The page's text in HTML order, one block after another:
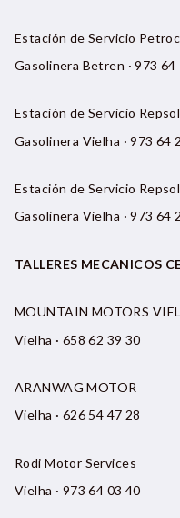
Estación de Servicio
Gasolinera Betren · 973
Estación de Servicio Repsol
Gasolinera Vielha · 973 64
Estación de Servicio Repsol
Gasolinera Vielha · 973 64
TALLERES MECANICOS
MOUNTAIN MOTORS
Vielha · 658 62 39 30
ARANWAG MOTOR
Vielha · 626 54 47 28
Rodi Motor Services
Vielha · 973 64 03 40